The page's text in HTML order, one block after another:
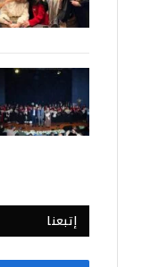
إتبعنا